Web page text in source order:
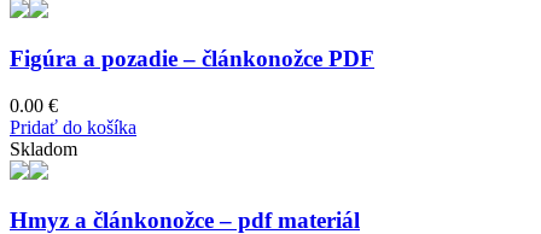
Figúra a pozadie – článkonožce PDF
0.00 €
Pridať do košíka
Skladom
Hmyz a článkonožce – pdf materiál